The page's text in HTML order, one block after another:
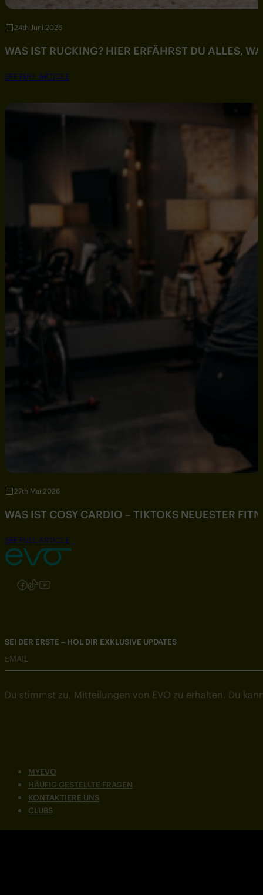
24th Juni 2026
WAS IST RUCKING? HIER ERFÄHRST DU ALLES,
SEE FULL ARTICLE
27th Mai 2026
WAS IST COSY CARDIO – TIKTOKS NEUESTER
SEE FULL ARTICLE
Folgen Sie uns auf Instagram
Folgen Sie uns auf Facebook
Folgen Sie uns auf TikTok
Folgen Sie uns auf YouTube
MYEVO
HÄUFIG GESTELLTE FRAGEN
KONTAKTIERE UNS
CLUBS
SEI DER ERSTE – HOL DIR EXKLUSIVE UPDATES
EMAIL
Du stimmst zu, Mitteilungen von EVO zu erhalten. Du